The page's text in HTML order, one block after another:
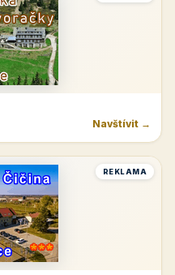
Navštívit →
REKLAMA